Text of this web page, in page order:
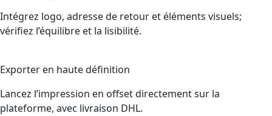
Intégrez logo, adresse de retour et éléments visuels;
vérifiez l’équilibre et la lisibilité.
Exporter en haute définition
Lancez l’impression en offset directement sur la
plateforme, avec livraison DHL.